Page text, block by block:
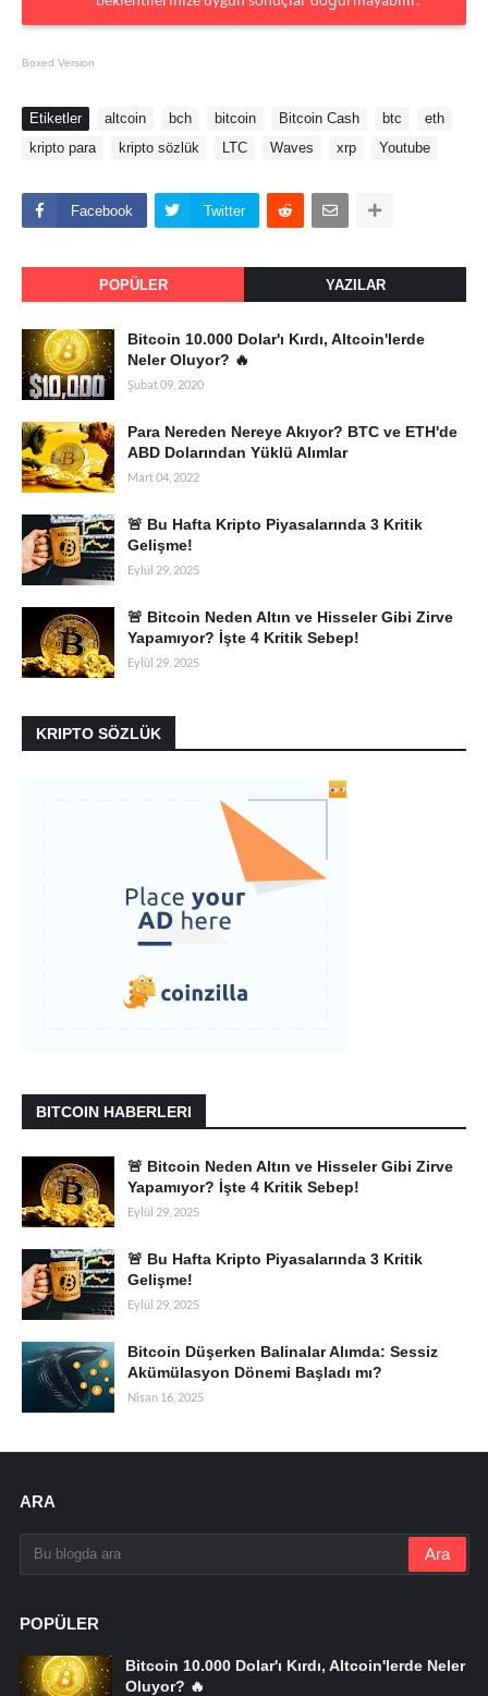
Boxed Version
Etiketler altcoin bch bitcoin Bitcoin Cash btc
eth
kripto para
kripto sözlük LTC Waves xrp Youtube
Facebook Twitter
POPÜLER YAZILAR
Bitcoin 10.000 Dolar'ı Kırdı, Altcoin'lerde
Neler Oluyor? 🔥
Şubat 09, 2020
Para Nereden Nereye Akıyor? BTC ve ETH'de
ABD Dolarından Yüklü Alımlar
Mart 04, 2022
🚨 Bu Hafta Kripto Piyasalarında 3 Kritik
Gelişme!
Eylül 29, 2025
🚨 Bitcoin Neden Altın ve Hisseler Gibi Zirve
Yapamıyor? İşte 4 Kritik Sebep!
Eylül 29, 2025
KRIPTO SÖZLÜK
BITCOIN HABERLERI
🚨 Bitcoin Neden Altın ve Hisseler Gibi Zirve
Yapamıyor? İşte 4 Kritik Sebep!
Eylül 29, 2025
🚨 Bu Hafta Kripto Piyasalarında 3 Kritik
Gelişme!
Eylül 29, 2025
Bitcoin Düşerken Balinalar Alımda: Sessiz
Akümülasyon Dönemi Başladı mı?
Nisan 16, 2025
ARA
POPÜLER
Bitcoin 10.000 Dolar'ı Kırdı, Altcoin'lerde Neler
Oluyor? 🔥